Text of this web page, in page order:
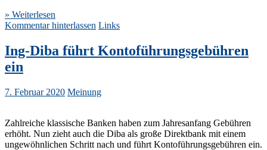
» Weiterlesen
Kommentar hinterlassen Links
Ing-Diba führt Kontoführungsgebühren
ein
7. Februar 2020 Meinung
Zahlreiche klassische Banken haben zum Jahresanfang Gebühren
erhöht. Nun zieht auch die Diba als große Direktbank mit einem
ungewöhnlichen Schritt nach und führt Kontoführungsgebühren ein.